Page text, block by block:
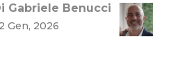
Gabriele Benucci
Gen, 2026